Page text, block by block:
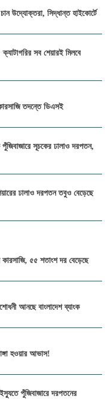
উদ্যোক্তরা, সিদ্ধান্ত হাইকোর্টে
সব শেয়ারই মিলবে
তদন্তে ডিএসই
পুঁজিবাজারে সূচকের ঢালাও দরপতন,
ঢালাও দরপতন তবুও বেড়েছে
প্রস্তাব অনুমোদন বিএসইসির
কারসাজি, ৫৫ শতাংশ দর বেড়েছে
আনছে বাংলাদেশ ব্যাংক
হওয়ার আভাস!
ইস্যুতে পুঁজিবাজারে দরপতনের